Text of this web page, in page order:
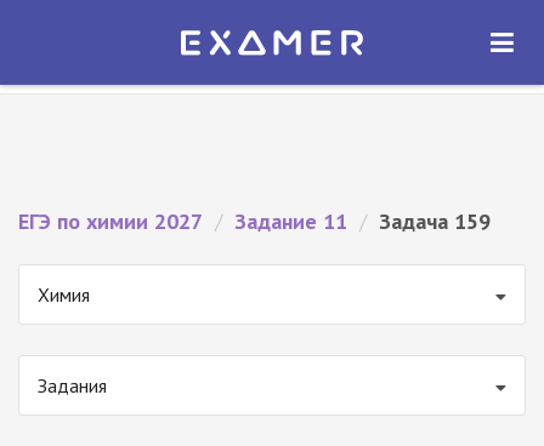
Экзамер — ЕГЭ 2027
ОТКРЫТЬ
ЕГЭ по химии 2027 / Задание 11 / Задача 159
Химия
Задания